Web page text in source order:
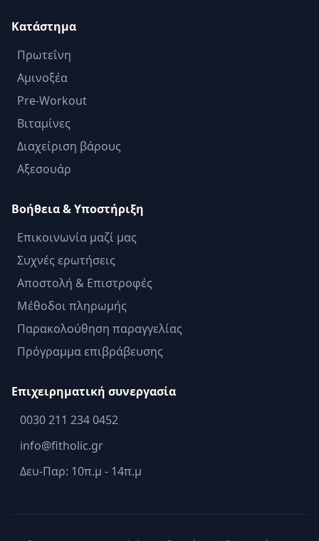
Κατάστημα
Πρωτεΐνη
Αμινοξέα
Pre-Workout
Βιταμίνες
Διαχείριση βάρους
Αξεσουάρ
Βοήθεια & Υποστήριξη
Επικοινωνία μαζί μας
Συχνές ερωτήσεις
Αποστολή & Επιστροφές
Μέθοδοι πληρωμής
Παρακολούθηση παραγγελίας
Πρόγραμμα επιβράβευσης
Επιχειρηματική συνεργασία
0030 211 234 0452
info@fitholic.gr
Δευ-Παρ: 10π.μ - 14π.μ